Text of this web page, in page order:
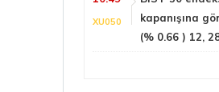
XU050
kapanışına
(% 0.66 ) 12,